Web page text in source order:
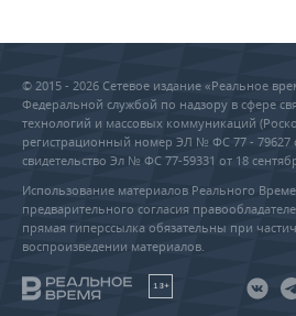
ОТКРЫТАЯ ЛЕКЦИЯ
БАСКЕТБОЛ
ВОЛЕЙБОЛ
КИБЕРСПОРТ
ФИГУРНОЕ КАТАНИЕ
ИНФРАСТРУКТУРА
ИСТОРИЯ
КУЛЬТУРА
СПРАВОЧНИК
СПИСОК ПЕРСОН
СПИСОК КОМПАНИЙ
ПОЛНАЯ ВЕРСИЯ
© 2015 - 2026 Сетевое издание «Реальное
Федеральной службой по надзору в сфере
технологий и массовых коммуникаций
регистрационный номер ЭЛ № ФС 77 - 79627
свидетельство Эл № ФС 77-59331 от 18
Использование материалов Реального
предварительного согласия
прямая гиперссылка обязательны при
воспроизведении материалов.
18+